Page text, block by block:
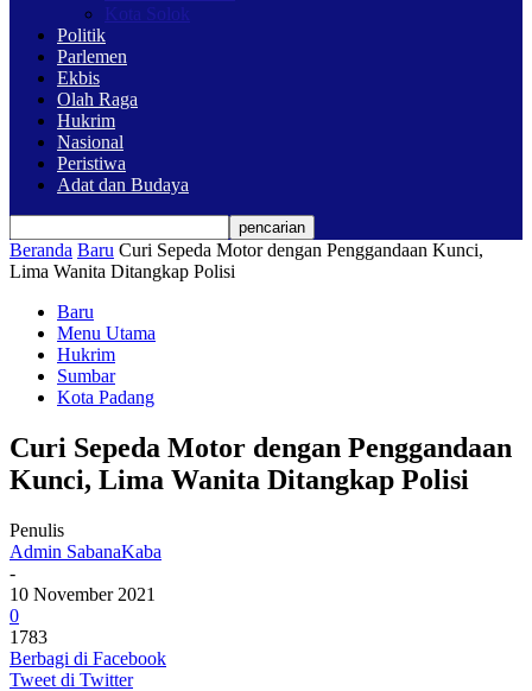
Kota Solok
Politik
Parlemen
Ekbis
Olah Raga
Hukrim
Nasional
Peristiwa
Adat dan Budaya
Beranda Baru Curi Sepeda Motor dengan Penggandaan Kunci,
Lima Wanita Ditangkap Polisi
Baru
Menu Utama
Hukrim
Sumbar
Kota Padang
Curi Sepeda Motor dengan Penggandaan
Kunci, Lima Wanita Ditangkap Polisi
Penulis
Admin SabanaKaba
-
10 November 2021
0
1783
Berbagi di Facebook
Tweet di Twitter